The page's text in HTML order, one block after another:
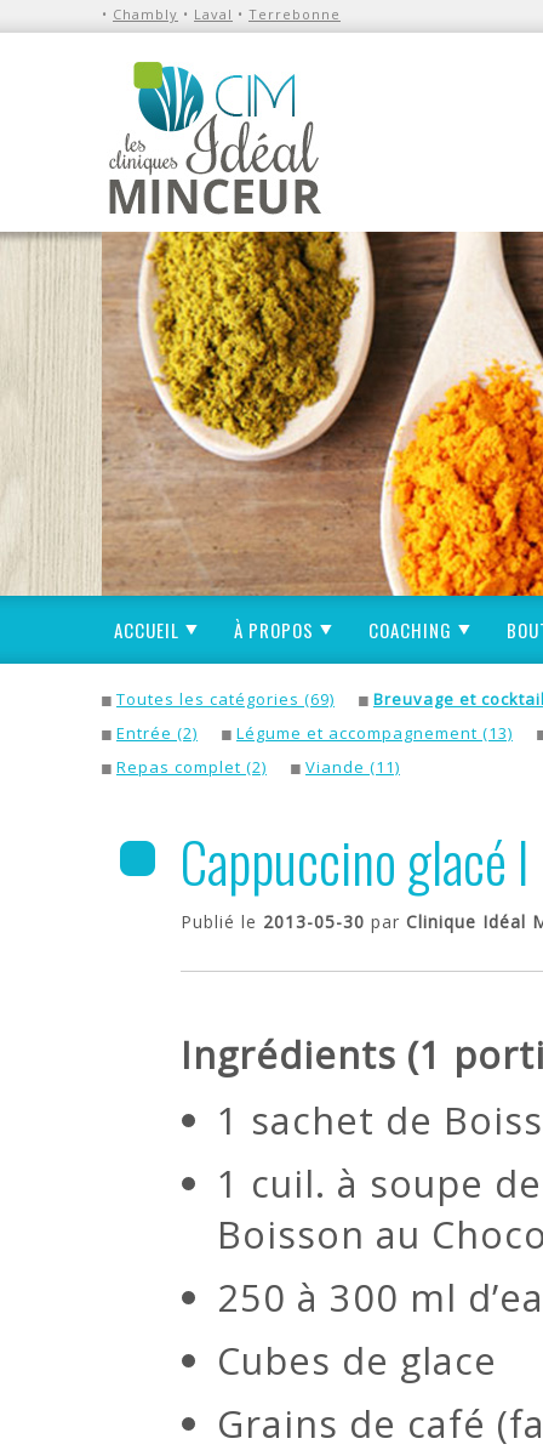
• Chambly • Laval • Terrebonne
ACCUEIL À PROPOS COACHING
Toutes les catégories (69)
Breuvage et
Entrée (2)
Légume et accompagnement (13)
Repas complet (2)
Viande (11)
Cappuccino glacé I
Publié le 2013-05-30 par Clinique Idéal
Ingrédients (1
1 sachet de
1 cuil. à soupe
Boisson au
250 à 300 ml
Cubes de glace
Grains de café